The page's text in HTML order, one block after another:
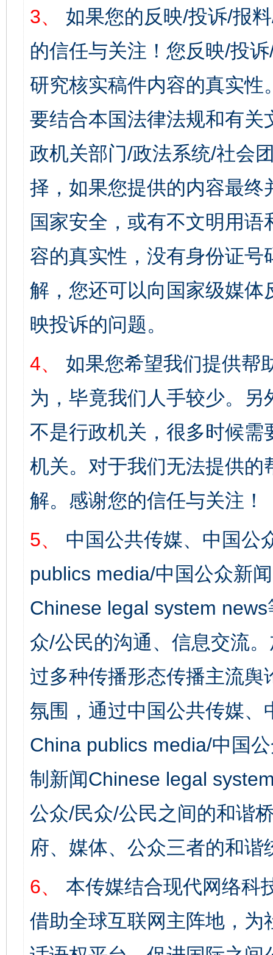
3、
如果您的反映/投诉/报
的信任与关注！您反映/投
研究核实稿件内容的真实
要结合本国法律法规和有关
政机关部门/政法系统/社会
择，如果您提供的内容最
国家安全，或有不文明用
容的真实性，没有身份证
解，您还可以向国家级媒
映投诉的问题。
4、
如果您希望我们提供帮
为，毕竟我们人手较少。
不是行政机关，很多时候
机关。对于我们无法提供
解。感谢您的信任与关注！
5、
中国公共传媒、中国公
publics media/中国公众新
Chinese legal system
众/公民的沟通、信息交流
过多种传播形态传播主流
氛围，通过中国公共传媒
China publics media/中国
制新闻Chinese legal
公众/民众/公民之间的和谐
府、媒体、公众三者的和谐
6、
本传媒结合现代网络科
借助全球互联网主阵地，